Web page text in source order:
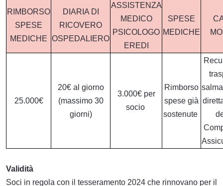
RIMBORSO
SPESE
MEDICHE
DIARIA DI
RICOVERO
OSPEDALIERO
ASSISTENZA
MEDICO
PSICOLOGO
EREDI
SPESE
MEDICHE
25.000€
20€ al giorno
(massimo 30
giorni)
3.000€ per
socio
Rimborso
spese già
sostenute
Validità
Soci in regola con il tesseramento 2024 che rinnovano per il